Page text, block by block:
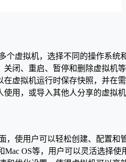
个虚拟机，选择不同的操作系统
闭、重启、暂停和删除虚拟机等
虚拟机运行时保存快照，并在需
用，或导入其他人分享的虚拟机
，使用户可以轻松创建、配置和
OS等，用户可以灵活选择使